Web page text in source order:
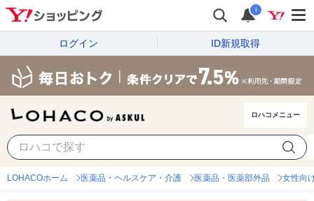
i
ログイン ID新規取得
ロハコメニュー
LOHACOホーム 医薬品・ヘルスケア・介護 医薬品・医薬部外品 女性向